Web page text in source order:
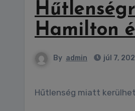
Hamilton
By admin júl 7,
Hűtlenség miatt